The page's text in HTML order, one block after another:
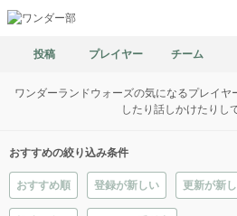
投稿 プレイヤー チーム
ワンダーランドウォーズの気になるプレイヤ
したり話しかけたりし
おすすめの絞り込み条件
おすすめ順 登録が新しい 更新が新